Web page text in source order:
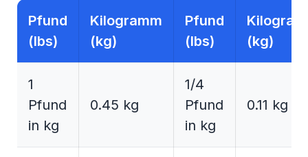
Pfund
(lbs)
Kilogramm
(kg)
Pfund
(lbs)
(kg)
1
Pfund
in kg
0.45 kg
1/4
Pfund
in kg
0.11 kg